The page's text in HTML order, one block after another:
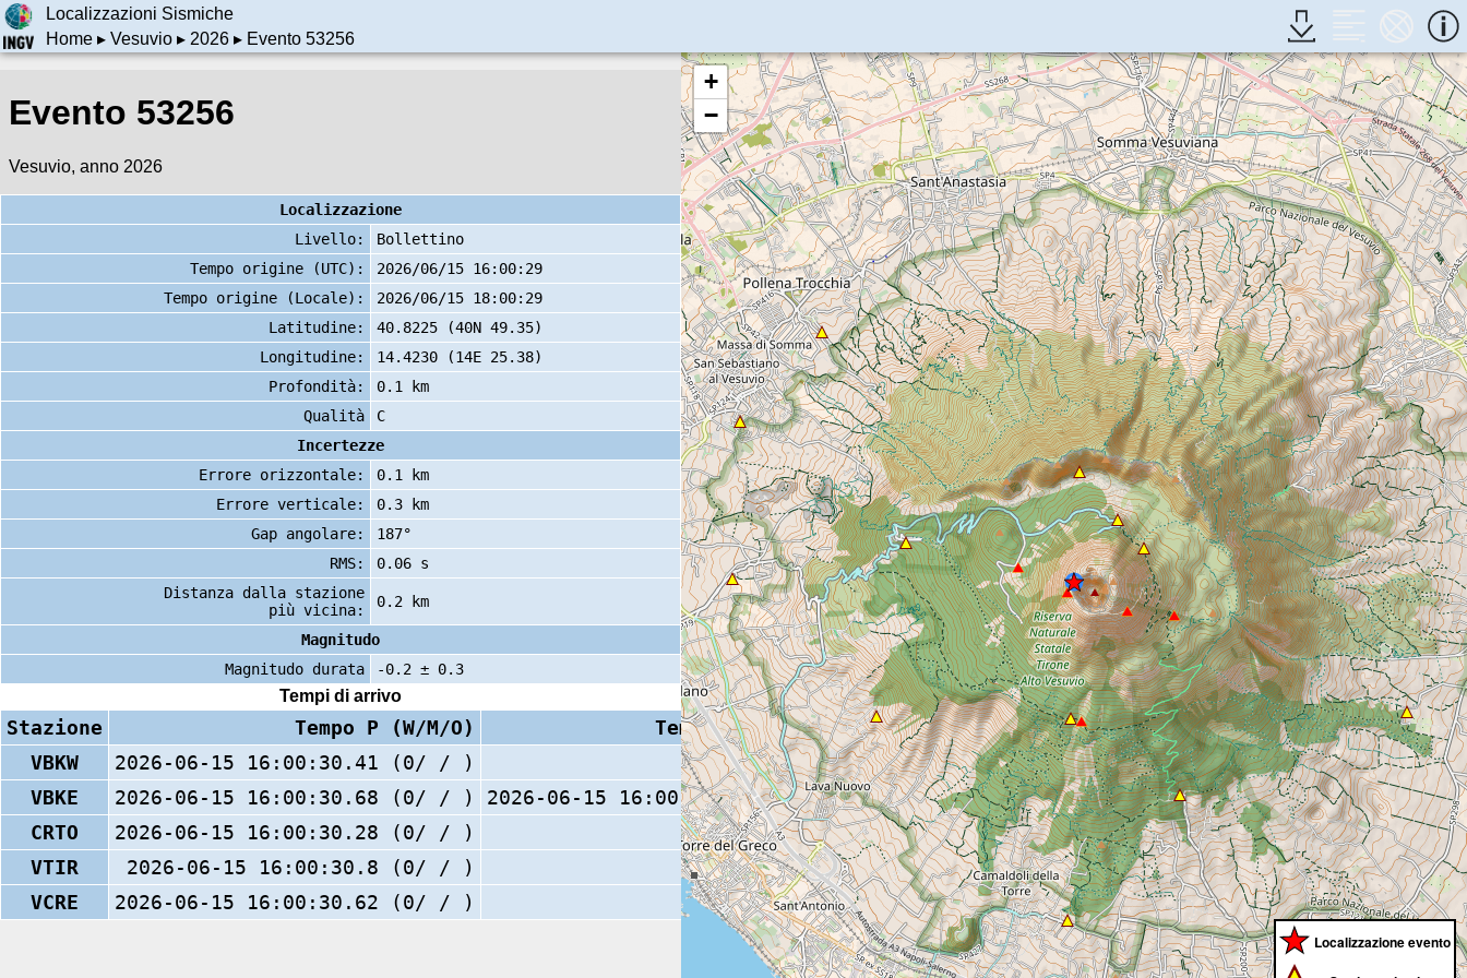
Localizzazioni Sismiche
Home▸ Vesuvio▸ 2026▸ Evento 53256
Evento 53256
Vesuvio, anno 2026
Localizzazione
Livello:
Bollettino
Tempo origine (UTC):
2026/06/15 16:00:29
Tempo origine (Locale):
2026/06/15 18:00:29
Latitudine:
40.8225 (40N 49.35)
Longitudine:
14.4230 (14E 25.38)
Profondità:
0.1 km
Qualità
C
Incertezze
Errore orizzontale:
0.1 km
Errore verticale:
0.3 km
Gap angolare:
187°
RMS:
0.06 s
Distanza dalla stazione
più vicina:
0.2 km
Magnitudo
Magnitudo durata
-0.2 ± 0.3
Tempi di arrivo
Stazione Tempo P (W/M/O) Tempo S (W/M/O) Coda
VBKW
2026-06-15 16:00:30.41 (0/ / )
VBKE
2026-06-15 16:00:30.68 (0/ / ) 2026-06-15 16:00:31.3 (0/ / ) 10 s
CRTO
2026-06-15 16:00:30.28 (0/ / )
VTIR
2026-06-15 16:00:30.8 (0/ / )
VCRE
2026-06-15 16:00:30.62 (0/ / )
+
−
Localizzazione evento